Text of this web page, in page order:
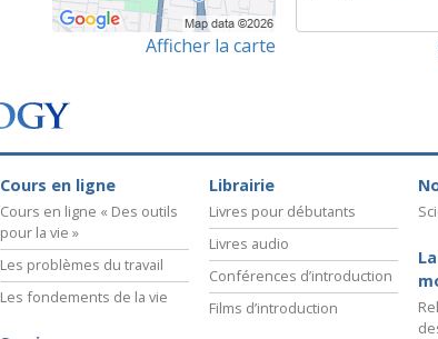
Afficher la carte
Cours en ligne
Cours en ligne « Des outils
pour la vie »
Les problèmes du travail
Les fondements de la vie
Librairie
Livres pour débutants
Livres audio
Conférences d’introduction
Films d’introduction